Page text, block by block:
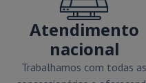
Atendimento
nacional
Trabalhamos com todas as